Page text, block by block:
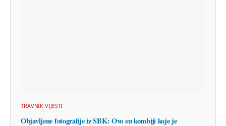
TRAVNIK VIJESTI
Objavljene fotografije iz SBK: Ovo su kombiji koje je